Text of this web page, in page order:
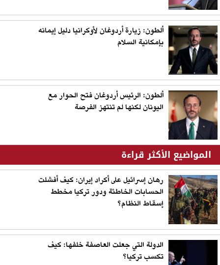
ألطون: زيارة أردوغان لأوكرانيا دليل إيمانه
بإمكانية السلام
ألطون: الرئيس أردوغان فتح الحوار مع
اليونان لكنها لم تنتهز الفرصة
المواضيع الأكثر قراءة
رهان إسرائيل على أكراد إيران: كيف أفشلت
الحسابات الخاطئة ودور تركيا مخطط
إسقاط النظام؟
الدولة التي جعلت العاصفة خلفها: كيف
تكسب تركيا؟